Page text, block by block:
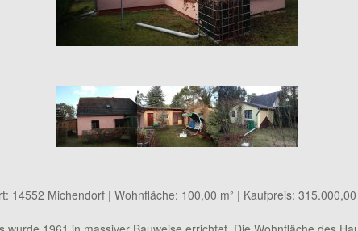
14552 Michendorf | Wohnfläche: 100,00 m² | Kaufpreis: